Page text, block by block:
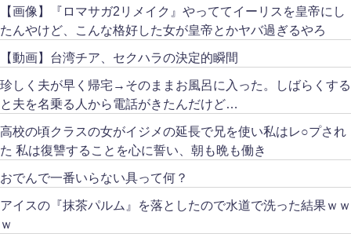
【画像】『ロマサガ2リメイク』やっててイーリスを皇帝にし
たんやけど、こんな格好した女が皇帝とかヤバ過ぎるやろ
【動画】台湾チア、セクハラの決定的瞬間
珍しく夫が早く帰宅→そのままお風呂に入った。しばらくする
と夫を名乗る人から電話がきたんだけど…
高校の頃クラスの女がイジメの延長で兄を使い私はレ○プされ
た 私は復讐することを心に誓い、朝も晩も働き
おでんで一番いらない具って何？
アイスの『抹茶パルム』を落としたので水道で洗った結果ｗｗ
ｗ